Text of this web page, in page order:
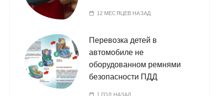
12 МЕСЯЦЕВ НАЗАД
Перевозка детей в
автомобиле не
оборудованном ремнями
безопасности ПДД
1 ГОД НАЗАД